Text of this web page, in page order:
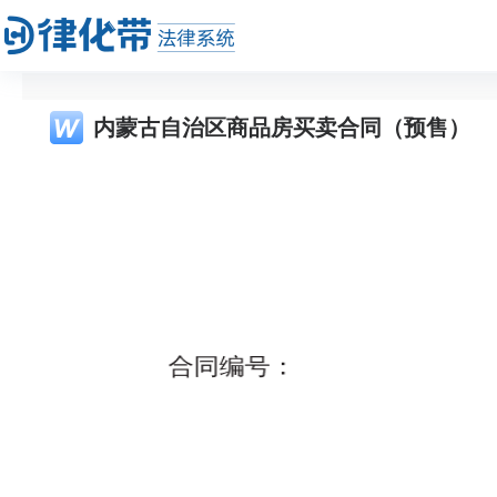
内蒙古自治区商品房买卖合同（预售）